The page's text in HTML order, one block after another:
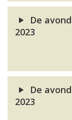
De
2023
De
2023